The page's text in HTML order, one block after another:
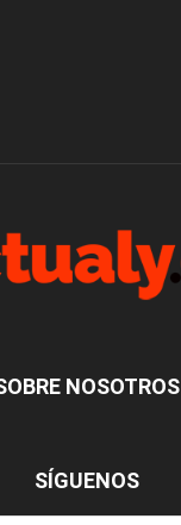
NOSOTROS
SÍGUENOS